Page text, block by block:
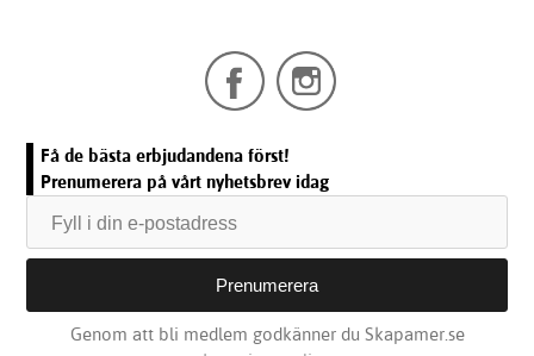
Få de bästa erbjudandena först!
Prenumerera på vårt nyhetsbrev idag
Genom att bli medlem godkänner du Skapamer.se